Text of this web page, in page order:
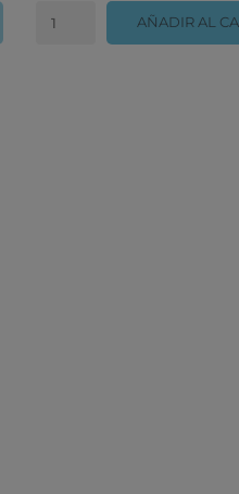
AÑADIR AL